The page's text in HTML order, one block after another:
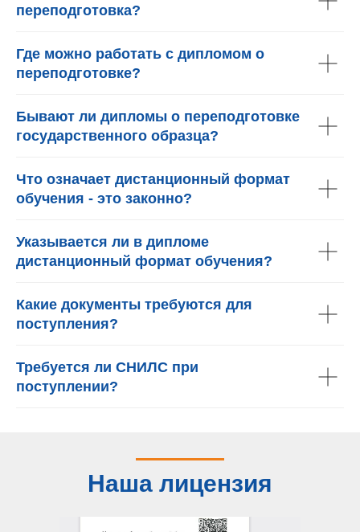
переподготовка?
Где можно работать с дипломом о
переподготовке?
Бывают ли дипломы о переподготовке
государственного образца?
Что означает дистанционный формат
обучения - это законно?
Указывается ли в дипломе
дистанционный формат обучения?
Какие документы требуются для
поступления?
Требуется ли СНИЛС при
поступлении?
Наша лицензия